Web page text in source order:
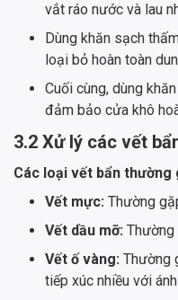
vắt ráo nước và lau
Dùng khăn sạch
loại bỏ hoàn toàn
Cuối cùng, dùng
đảm bảo cửa khô
3.2 Xử lý các vết
Các loại vết bẩn thường
Vết mực: Thường
Vết dầu mỡ: Thường
Vết ố vàng: Thường
tiếp xúc nhiều với